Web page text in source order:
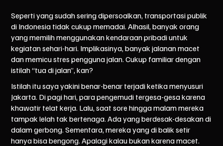
Seperti yang sudah sering dipersoalkan, transportasi publik
di Indonesia tidak cukup memadai. Alhasil, banyak orang
yang memilih menggunakan kendaraan pribadi untuk
kegiatan sehari-hari. Implikasinya, banyak jalanan macet
dan memicu stres pengguna jalan. Cukup familiar dengan
istilah “tua di jalan”, kan?
Istilah itu saya yakini benar-benar terjadi ketika menyusuri
Jakarta. Di pagi hari, para pengemudi tergesa-gesa karena
khawatir telat kerja. Lalu, saat sore hingga malam mereka
tampak lelah tak bertenaga. Ada yang berdesak-desakan di
dalam gerbong. Sementara, mereka yang di balik setir
hanya bisa bengong. Apalagi kalau bukan karena macet.